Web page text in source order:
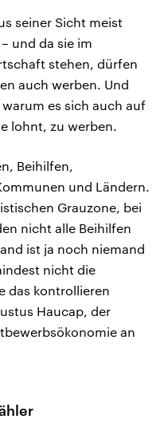
seiner Sicht meist
und da sie im
stehen, dürfen
auch werben. Und
es sich auch auf
lohnt, zu werben.
Beihilfen,
und Ländern.
Grauzone, bei
nicht alle Beihilfen
ist ja noch niemand
nicht die
das kontrollieren
Haucap, der
an